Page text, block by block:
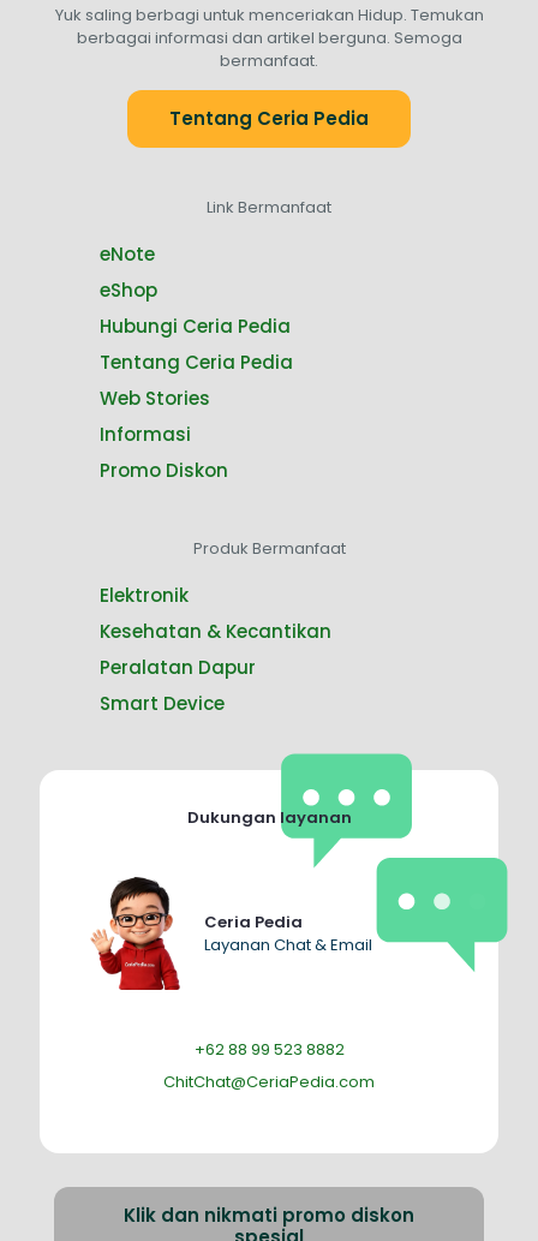
Yuk saling berbagi untuk menceriakan Hidup. Temukan
berbagai informasi dan artikel berguna. Semoga
bermanfaat.
Tentang Ceria Pedia
Link Bermanfaat
eNote
eShop
Hubungi Ceria Pedia
Tentang Ceria Pedia
Web Stories
Informasi
Promo Diskon
Produk Bermanfaat
Elektronik
Kesehatan & Kecantikan
Peralatan Dapur
Smart Device
Dukungan layanan
Ceria Pedia
Layanan Chat & Email
+62 88 99 523 8882
ChitChat@CeriaPedia.com
Klik dan nikmati promo diskon